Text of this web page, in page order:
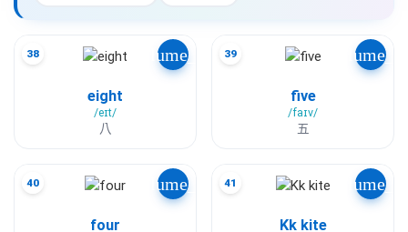
38 volume_up
eight
/eɪt/
八
39
five
/faɪv/
五
40 volume_up
four
41
Kk kite